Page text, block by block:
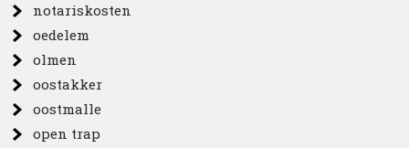
notariskosten
oedelem
olmen
oostakker
oostmalle
open trap